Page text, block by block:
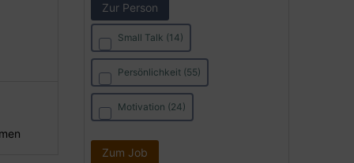
Zur Person
Small Talk (14)
Persönlichkeit (55)
Motivation (24)
Zum Job